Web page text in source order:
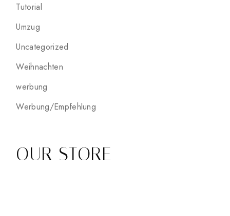
Tutorial
Umzug
Uncategorized
Weihnachten
werbung
Werbung/Empfehlung
OUR STORE